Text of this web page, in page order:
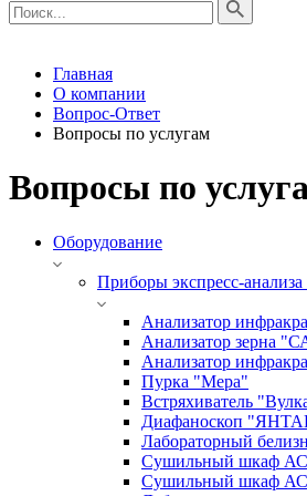
Главная
О компании
Вопрос-Ответ
Вопросы по услугам
Вопросы по
Оборудование
Приборы экспресс-
Анализатор
Анализатор зерна
Анализатор
Пурка "Мера"
Встряхиватель
Диафаноскоп
Лабораторный
Сушильный шкаф
Сушильный шкаф